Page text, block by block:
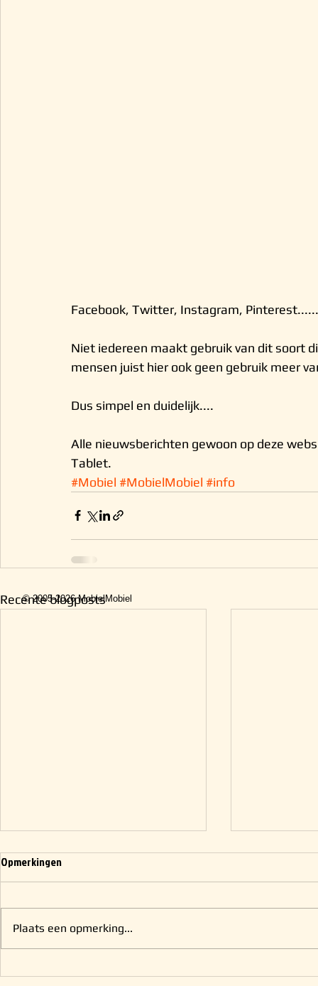
Facebook, Twitter, Instagram,
Niet iedereen maakt gebruik van dit soort
mensen juist hier ook geen gebruik meer
Dus simpel en duidelijk....
Alle nieuwsberichten gewoon op deze
Tablet.
#Mobiel #MobielMobiel #info
Recente blogposts
Zondags niet werkzaam?
Zaterdag
Opmerkingen
Plaats een opmerking...
© 2005-2026 MobielMobiel